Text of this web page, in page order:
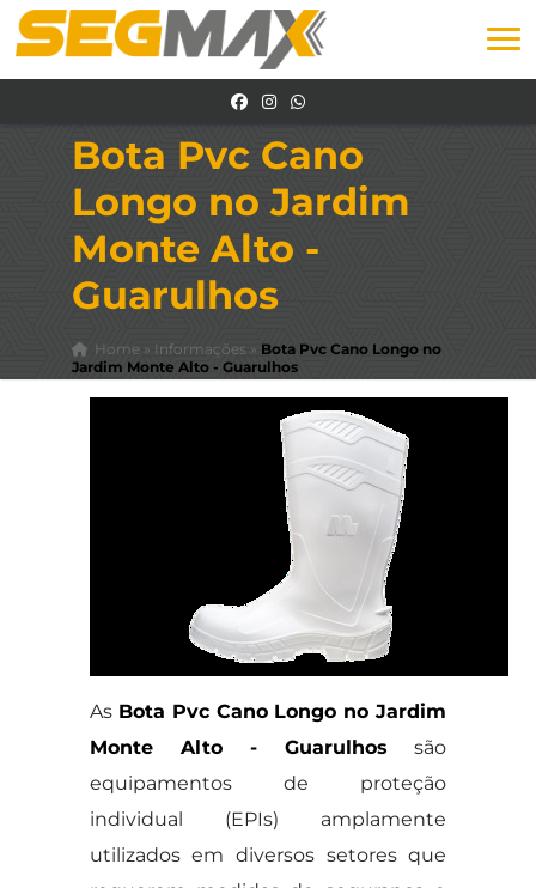
Bota Pvc Cano
Longo no Jardim
Monte Alto -
Guarulhos
Home» Informações » Bota Pvc Cano Longo no
Jardim Monte Alto - Guarulhos
As Bota Pvc Cano Longo no Jardim
Monte Alto - Guarulhos são
equipamentos de proteção
individual (EPIs) amplamente
utilizados em diversos setores que